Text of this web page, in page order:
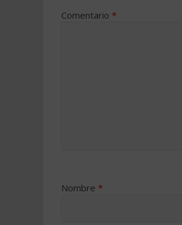
Comentario *
Nombre *